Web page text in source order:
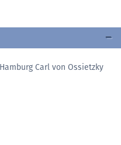
Carl von Ossietzky